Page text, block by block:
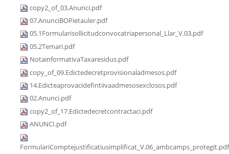
copy2_of_03.Anunci.pdf
07.AnunciBOPietauler.pdf
05.1Formularisollicitudconvocatriapersonal_Llar_V.03.pdf
05.2Temari.pdf
NotainformativaTaxaresidus.pdf
copy_of_09.Edictedecretprovisionaladmesos.pdf
14.Edicteaprovacidefintiivaadmesosexclosos.pdf
02.Anunci.pdf
copy2_of_17.Edictedecretcontractaci.pdf
ANUNCI.pdf
FormulariComptejustificatiusimplificat_V.06_ambcamps_protegit.pdf